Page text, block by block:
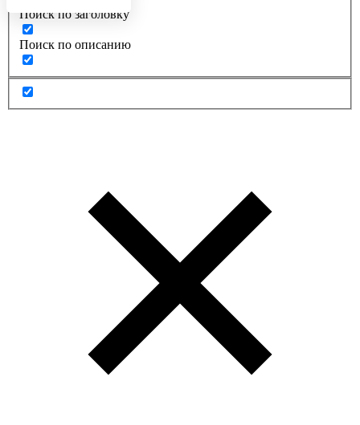
Поиск по заголовку
Поиск по описанию